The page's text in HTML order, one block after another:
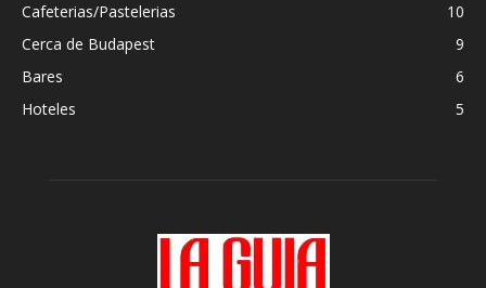
Cafeterias/Pastelerias
10
Cerca de Budapest
9
Bares
6
Hoteles
5